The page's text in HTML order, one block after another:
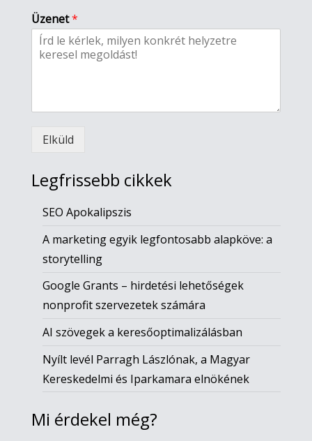
Üzenet*
Elküld
Legfrissebb cikkek
SEO Apokalipszis
A marketing egyik legfontosabb alapköve: a
storytelling
Google Grants – hirdetési lehetőségek
nonprofit szervezetek számára
AI szövegek a keresőoptimalizálásban
Nyílt levél Parragh Lászlónak, a Magyar
Kereskedelmi és Iparkamara elnökének
Mi érdekel még?